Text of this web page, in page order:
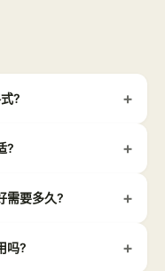
? +
? +
需要多久? +
吗? +